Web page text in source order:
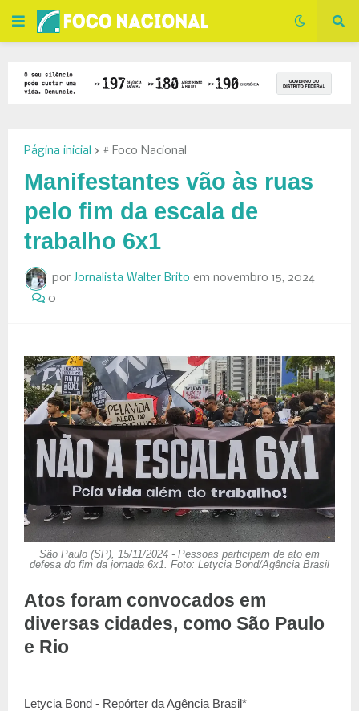
Página inicial # Foco Nacional
Manifestantes vão às ruas
pelo fim da escala de
trabalho 6x1
por Jornalista Walter Brito em novembro 15, 2024
0
São Paulo (SP), 15/11/2024 - Pessoas participam de ato em
defesa do fim da jornada 6x1. Foto: Letycia Bond/Agência Brasil
Atos foram convocados em
diversas cidades, como São Paulo
e Rio
Letycia Bond - Repórter da Agência Brasil*